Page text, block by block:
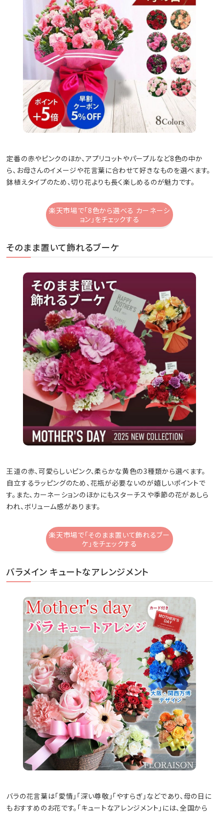
定番の赤やピンクのほか、アプリコットやパープルなど8色の中か
ら、お母さんのイメージや花言葉に合わせて好きなものを選べます。
鉢植えタイプのため、切り花よりも長く楽しめるのが魅力です。
楽天市場で「8色から選べる カーネーシ
ョン」をチェックする
そのまま置いて飾れるブーケ
王道の赤、可愛らしいピンク、柔らかな黄色の3種類から選べます。
自立するラッピングのため、花瓶が必要ないのが嬉しいポイントで
す。また、カーネーションのほかにもスターチスや季節の花があしら
われ、ボリューム感があります。
楽天市場で「そのまま置いて飾れるブー
ケ」をチェックする
バラメイン キュートなアレンジメント
バラの花言葉は「愛情」「深い尊敬」「やすらぎ」などであり、母の日に
もおすすめのお花です。「キュートなアレンジメント」には、全国から